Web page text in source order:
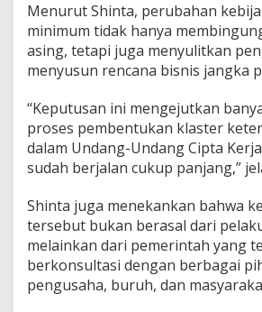
Menurut Shinta, perubahan
minimum tidak hanya
asing, tetapi juga menyulitkan
menyusun rencana bisnis jangka
“Keputusan ini mengejutkan
proses pembentukan klaster
dalam Undang-Undang Cipta
sudah berjalan cukup panjang,”
Shinta juga menekankan bahwa
tersebut bukan berasal dari
melainkan dari pemerintah yang
berkonsultasi dengan berbagai
pengusaha, buruh, dan